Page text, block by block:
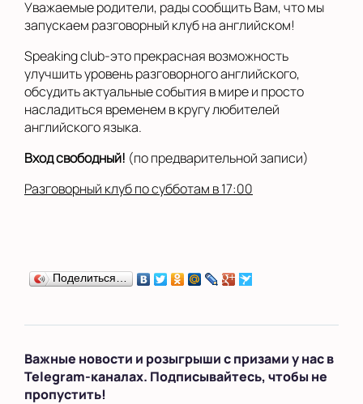
Уважаемые родители, рады сообщить Вам, что мы
запускаем разговорный клуб на английском!
Speaking club-это прекрасная возможность
улучшить уровень разговорного английского,
обсудить актуальные события в мире и просто
насладиться временем в кругу любителей
английского языка.
Вход свободный! (по предварительной записи)
Разговорный клуб по субботам в 17:00
Поделиться…
Важные новости и розыгрыши с призами у нас в
Telegram-каналах. Подписывайтесь, чтобы не
пропустить!